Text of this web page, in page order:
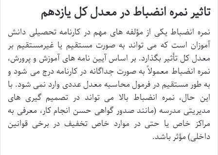
تاثیر نمره انضباط در معدل کل یازدهم
نمره انضباط یکی از مؤلفه های مهم در کارنامه تحصیلی دانش
آموزان است که می تواند به صورت مستقیم یا غیرمستقیم بر
معدل کل تأثیر بگذارد. بر اساس آیین نامه های آموزش و پرورش،
نمره انضباط معمولاً به صورت جداگانه در کارنامه درج می شود و
به طور مستقیم در فرمول محاسبه معدل عددی وارد نمی شود. با
این حال، نمره انضباط بالا می تواند در تصمیم گیری های
مدیریتی مدرسه (مانند صدور گواهی حسن انجام کار، معرفی به
مراکز خاص یا حتی در موارد خاص تخفیف در برخی قوانین
داخلی) مؤثر باشد.